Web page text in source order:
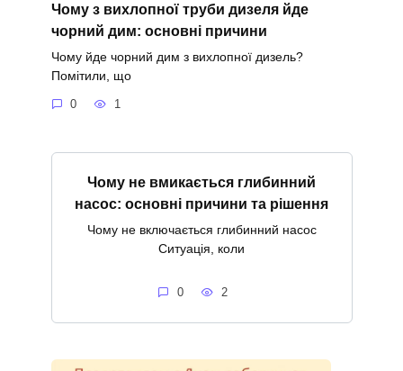
Чому з вихлопної труби дизеля йде
чорний дим: основні причини
Чому йде чорний дим з вихлопної дизель?
Помітили, що
0 1
Чому не вмикається глибинний
насос: основні причини та рішення
Чому не включається глибинний насос
Ситуація, коли
0 2